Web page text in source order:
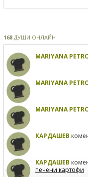
168 ДУШИ ОНЛАЙН
MARIYANA
MARIYANA
MARIYANA
КАРДАШЕВ
КАРДАШЕВ
печени картофи